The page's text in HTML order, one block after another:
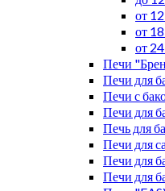
от
от
от
Печи
Печи для
Печи с
Печи для
Печь для
Печи для
Печи для
Печи для